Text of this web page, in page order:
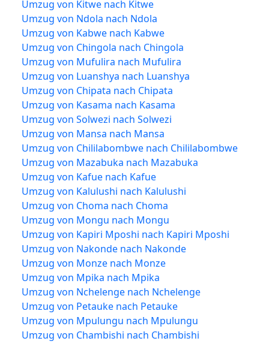
Umzug von Kitwe nach Kitwe
Umzug von Ndola nach Ndola
Umzug von Kabwe nach Kabwe
Umzug von Chingola nach Chingola
Umzug von Mufulira nach Mufulira
Umzug von Luanshya nach Luanshya
Umzug von Chipata nach Chipata
Umzug von Kasama nach Kasama
Umzug von Solwezi nach Solwezi
Umzug von Mansa nach Mansa
Umzug von Chililabombwe nach Chililabombwe
Umzug von Mazabuka nach Mazabuka
Umzug von Kafue nach Kafue
Umzug von Kalulushi nach Kalulushi
Umzug von Choma nach Choma
Umzug von Mongu nach Mongu
Umzug von Kapiri Mposhi nach Kapiri Mposhi
Umzug von Nakonde nach Nakonde
Umzug von Monze nach Monze
Umzug von Mpika nach Mpika
Umzug von Nchelenge nach Nchelenge
Umzug von Petauke nach Petauke
Umzug von Mpulungu nach Mpulungu
Umzug von Chambishi nach Chambishi